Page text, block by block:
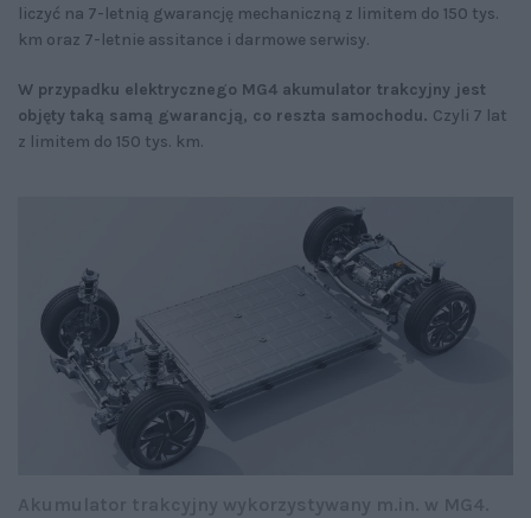
liczyć na 7-letnią gwarancję mechaniczną z limitem do 150 tys.
km oraz 7-letnie assitance i darmowe serwisy.
W przypadku elektrycznego MG4 akumulator trakcyjny jest
objęty taką samą gwarancją, co reszta samochodu. Czyli 7 lat
z limitem do 150 tys. km.